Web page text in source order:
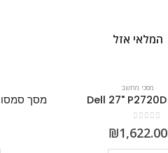
המלאי אזל
מסכי מחשב
0
out of 5
₪1,622.00